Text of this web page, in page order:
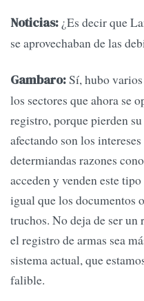
Noticias: ¿Es decir que
se aprovechaban de las
Gambaro:Sí, hubo
los sectores que ahora se
registro, porque pierden
afectando son los
determiandas razones
acceden y venden este
igual que los documentos
truchos. No deja de ser un
el registro de armas sea
sistema actual, que
falible.